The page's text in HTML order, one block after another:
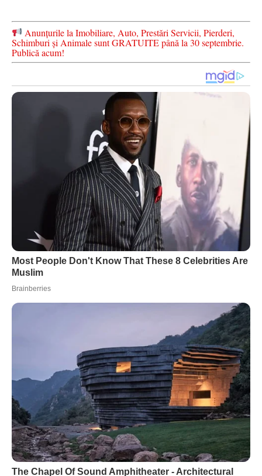
Anunțurile la Imobiliare, Auto, Prestări Servicii, Pierderi,
Schimburi și Animale sunt GRATUITE până la 30 septembrie.
Publică acum!